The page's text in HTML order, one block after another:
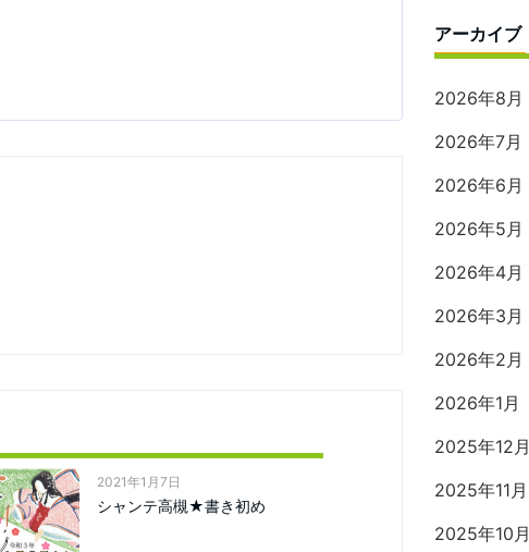
2021年1月7日
シャンテ高槻★書き初め
アーカイブ
2026年8月
2026年7月
2026年6月
2026年5月
2026年4月
2026年3月
2026年2月
2026年1月
2025年12月
2025年11月
2025年10月